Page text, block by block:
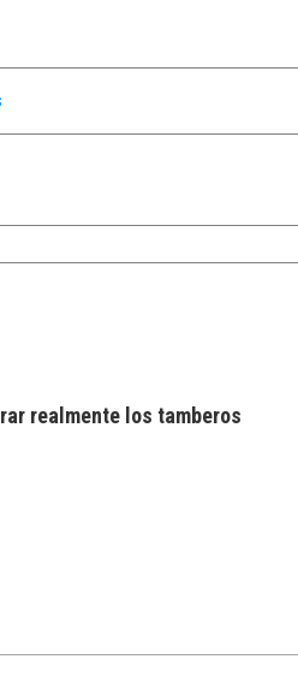
realmente los tamberos